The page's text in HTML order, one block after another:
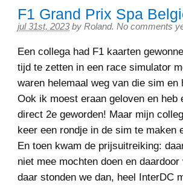
F1 Grand Prix Spa
jul 31st, 2023 by Roland. No comments
Een collega had F1 kaarten
tijd te zetten in een race simulator
waren helemaal weg van die sim
Ook ik moest eraan geloven en
direct 2e geworden! Maar mijn
keer een rondje in de sim te maken
En toen kwam de prijsuitreiking:
niet mee mochten doen en
daar stonden we dan, heel InterDC